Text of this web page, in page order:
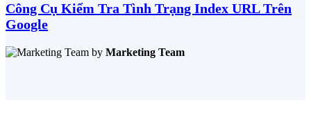
Công Cụ Kiểm Tra Tình Trạng Index URL Trên
Google
by Marketing Team